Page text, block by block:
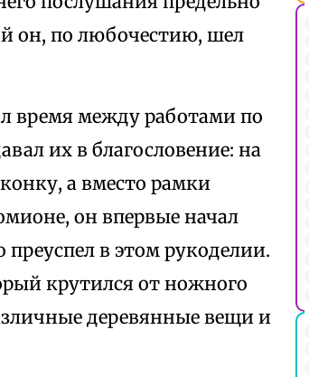
он, по любочестию, шел
время между работами по
их в благословение: на
а вместо рамки
он впервые начал
в этом рукоделии.
крутился от ножного
деревянные вещи и